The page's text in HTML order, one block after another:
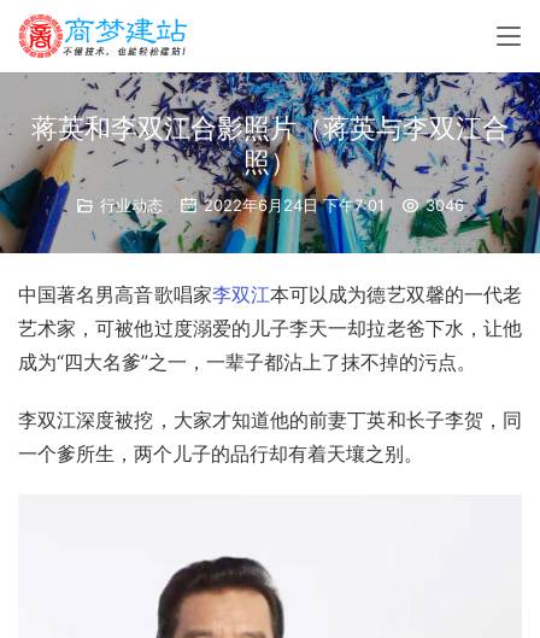
蒋英和李双江合影照片（蒋英与李双江合
照）
行业动态 2022年6月24日 下午7:01 3046
中国著名男高音歌唱家李双江本可以成为德艺双馨的一代老
艺术家，可被他过度溺爱的儿子李天一却拉老爸下水，让他
成为“四大名爹”之一，一辈子都沾上了抹不掉的污点。
李双江深度被挖，大家才知道他的前妻丁英和长子李贺，同
一个爹所生，两个儿子的品行却有着天壤之别。